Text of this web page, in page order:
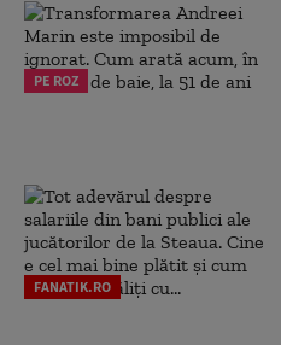
PE ROZ
FANATIK.RO